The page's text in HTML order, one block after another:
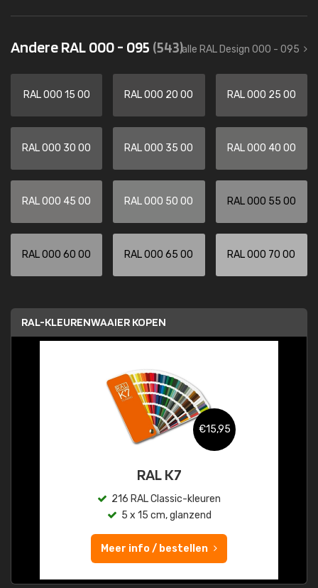
Andere RAL 000 - 095 (543)alle RAL Design 000 - 095
RAL 000 15 00 RAL 000 20 00 RAL 000 25 00
RAL 000 30 00 RAL 000 35 00 RAL 000 40 00
RAL 000 45 00 RAL 000 50 00 RAL 000 55 00
RAL 000 60 00 RAL 000 65 00 RAL 000 70 00
RAL-KLEURENWAAIER KOPEN
€15,95
RAL K7
216 RAL Classic-kleuren
5 x 15 cm, glanzend
Meer info / bestellen